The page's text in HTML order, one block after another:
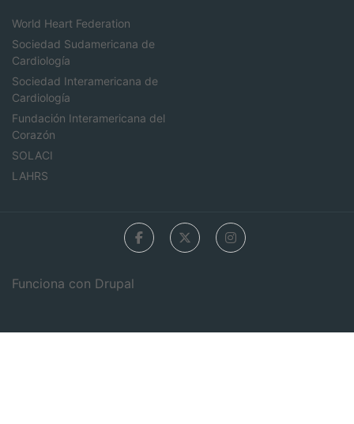
World Heart Federation
Sociedad Sudamericana de
Cardiología
Sociedad Interamericana de
Cardiología
Fundación Interamericana del
Corazón
SOLACI
LAHRS
Funciona con Drupal